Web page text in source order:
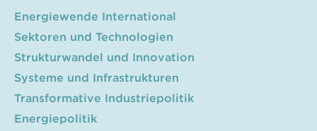
Energiewende International
Sektoren und Technologien
Strukturwandel und Innovation
Systeme und Infrastrukturen
Transformative Industriepolitik
Energiepolitik